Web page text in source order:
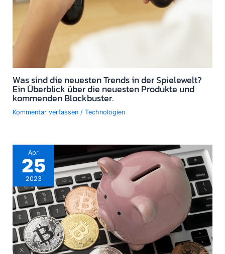
Was sind die neuesten Trends in der Spielewelt?
Ein Überblick über die neuesten Produkte und
kommenden Blockbuster.
Kommentar verfassen / Technologien
Apr
25
2023